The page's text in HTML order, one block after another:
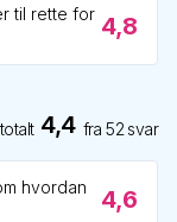
til rette for 4,8
totalt 4,4 fra52 svar
hvordan
4,6